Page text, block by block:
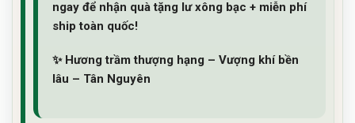
ngay để nhận quà tặng lư xông bạc + miễn phí
ship toàn quốc!
✨ Hương trầm thượng hạng – Vượng khí bền
lâu – Tân Nguyên